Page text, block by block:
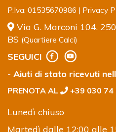
P.Iva: 01535670986 | Privacy
Via G. Marconi 104,
BS (Quartiere Calci)
SEGUICI
- Aiuti di stato ricevuti
PRENOTA AL +39 030 74
Lunedì chiuso
Martedì dalle 12:00 alle